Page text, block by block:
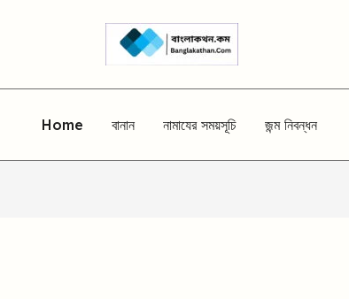
Home বানান নামাযের সময়সূচি জন্ম নিবন্ধন